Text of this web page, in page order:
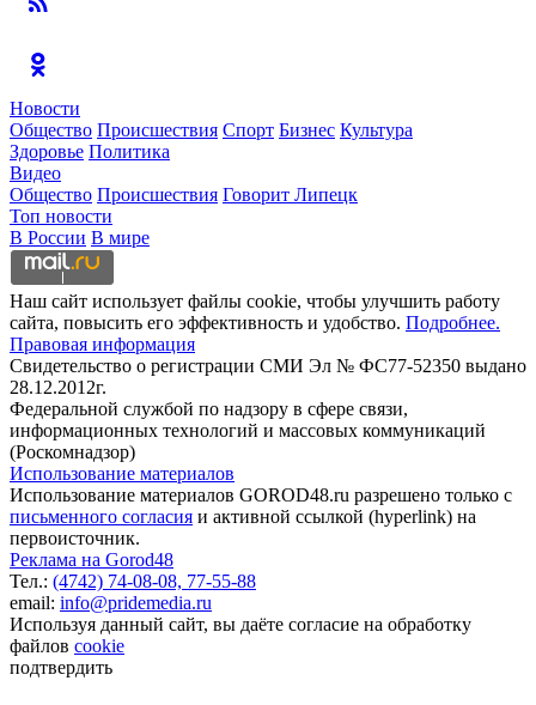
Новости
Общество Происшествия Спорт Бизнес Культура
Здоровье Политика
Видео
Общество Происшествия Говорит Липецк
Топ новости
В России В мире
Наш сайт использует файлы cookie, чтобы улучшить работу
сайта, повысить его эффективность и удобство. Подробнее.
Правовая информация
Свидетельство о регистрации СМИ Эл № ФС77-52350 выдано
28.12.2012г.
Федеральной службой по надзору в сфере связи,
информационных технологий и массовых коммуникаций
(Роскомнадзор)
Использование материалов
Использование материалов GOROD48.ru разрешено только с
письменного согласия и активной ссылкой (hyperlink) на
первоисточник.
Реклама на Gorod48
Тел.: (4742) 74-08-08, 77-55-88
email: info@pridemedia.ru
Используя данный сайт, вы даёте согласие на обработку
файлов cookie
подтвердить